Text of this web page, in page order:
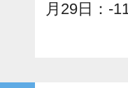
月29日：-